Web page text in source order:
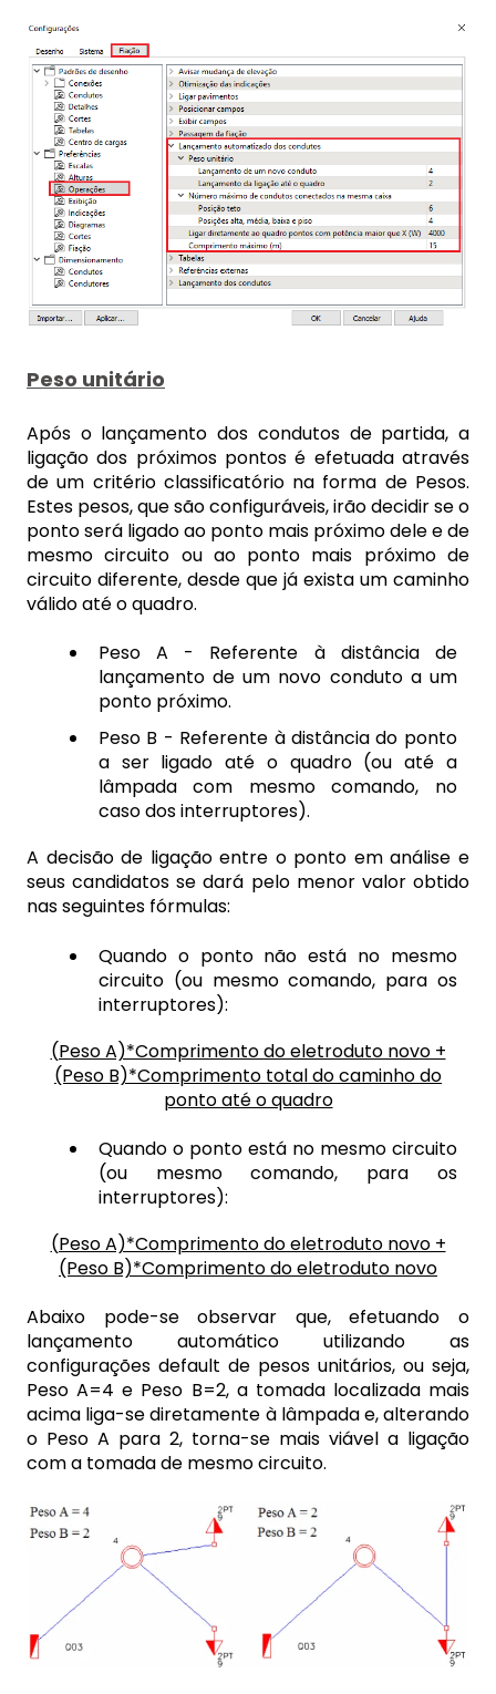
Peso unitário
Após o lançamento dos condutos de partida, a
ligação dos próximos pontos é efetuada através
de um critério classificatório na forma de Pesos.
Estes pesos, que são configuráveis, irão decidir se o
ponto será ligado ao ponto mais próximo dele e de
mesmo circuito ou ao ponto mais próximo de
circuito diferente, desde que já exista um caminho
válido até o quadro.
Peso A - Referente à distância de
lançamento de um novo conduto a um
ponto próximo.
Peso B - Referente à distância do ponto
a ser ligado até o quadro (ou até a
lâmpada com mesmo comando, no
caso dos interruptores).
A decisão de ligação entre o ponto em análise e
seus candidatos se dará pelo menor valor obtido
nas seguintes fórmulas:
Quando o ponto não está no mesmo
circuito (ou mesmo comando, para os
interruptores):
(Peso A)*Comprimento do eletroduto novo +
(Peso B)*Comprimento total do caminho do
ponto até o quadro
Quando o ponto está no mesmo circuito
(ou mesmo comando, para os
interruptores):
(Peso A)*Comprimento do eletroduto novo +
(Peso B)*Comprimento do eletroduto novo
Abaixo pode-se observar que, efetuando o
lançamento automático utilizando as
configurações default de pesos unitários, ou seja,
Peso A=4 e Peso B=2, a tomada localizada mais
acima liga-se diretamente à lâmpada e, alterando
o Peso A para 2, torna-se mais viável a ligação
com a tomada de mesmo circuito.